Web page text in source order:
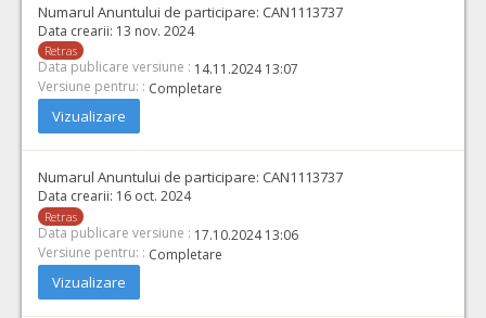
Numarul Anuntului de participare: CAN1113737
Data crearii: 13 nov. 2024
Retras
Data publicare versiune : 14.11.2024 13:07
Versiune pentru: : Completare
Vizualizare
Numarul Anuntului de participare: CAN1113737
Data crearii: 16 oct. 2024
Retras
Data publicare versiune : 17.10.2024 13:06
Versiune pentru: : Completare
Vizualizare